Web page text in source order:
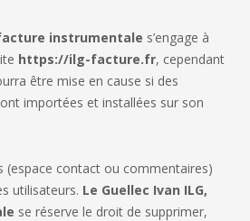
instrumentale s’engage à
https://ilg-facture.fr, cependant
être mise en cause si des
importées et installées sur son
(espace contact ou commentaires)
utilisateurs. Le Guellec Ivan ILG,
se réserve le droit de supprimer,